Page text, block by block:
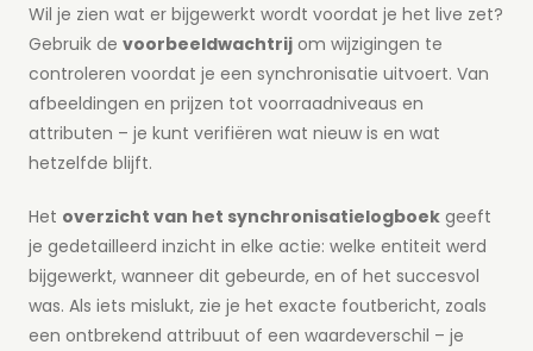
Wil je zien wat er bijgewerkt wordt voordat je het live zet?
Gebruik de voorbeeldwachtrij om wijzigingen te
controleren voordat je een synchronisatie uitvoert. Van
afbeeldingen en prijzen tot voorraadniveaus en
attributen – je kunt verifiëren wat nieuw is en wat
hetzelfde blijft.
Het overzicht van het synchronisatielogboek geeft
je gedetailleerd inzicht in elke actie: welke entiteit werd
bijgewerkt, wanneer dit gebeurde, en of het succesvol
was. Als iets mislukt, zie je het exacte foutbericht, zoals
een ontbrekend attribuut of een waardeverschil – je